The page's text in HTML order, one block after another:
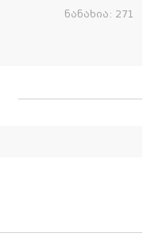
ნანახია: 271